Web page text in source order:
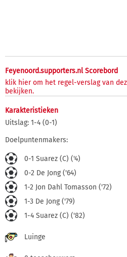
Feyenoord.supporters.nl Scorebord
klik hier om het regel-verslag van
bekijken.
Karakteristieken
Uitslag: 1-4 (0-1)
Doelpuntenmakers:
0-1 Suarez (C) ('4)
0-2 De Jong ('64)
1-2 Jon Dahl Tomasson ('72)
1-3 De Jong ('79)
1-4 Suarez (C) ('82)
Luinge